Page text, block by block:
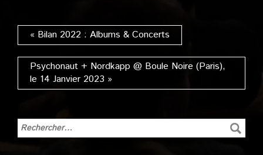
« Bilan 2022 : Albums & Concerts
Psychonaut + Nordkapp @ Boule Noire (Paris),
le 14 Janvier 2023 »